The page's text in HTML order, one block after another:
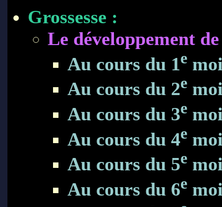
Grossesse :
Le développement de
Au cours du 1e
Au cours du 2e
Au cours du 3e
Au cours du 4e
Au cours du 5e
Au cours du 6e